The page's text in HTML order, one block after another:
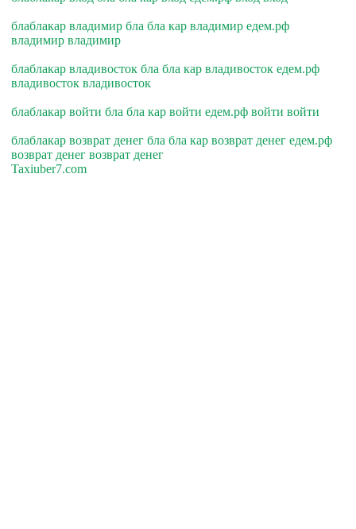
блаблакар владимир бла бла кар владимир едем.рф
владимир владимир
блаблакар владивосток бла бла кар владивосток едем.рф
владивосток владивосток
блаблакар войти бла бла кар войти едем.рф войти войти
блаблакар возврат денег бла бла кар возврат денег едем.рф
возврат денег возврат денег
Taxiuber7.com